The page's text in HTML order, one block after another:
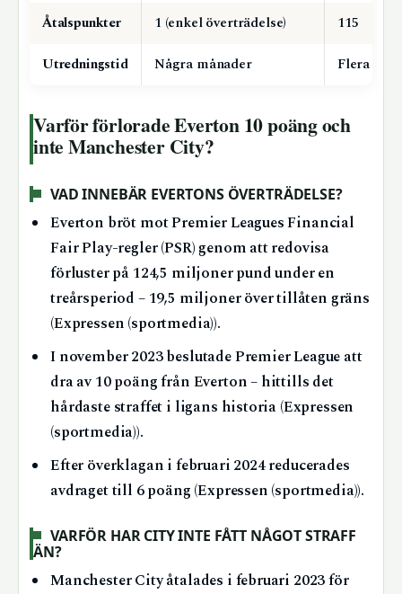
Åtalspunkter
1 (enkel överträdelse)
115
Utredningstid
Några månader Flera år
Varför förlorade Everton 10 poäng och
inte Manchester City?
VAD INNEBÄR EVERTONS ÖVERTRÄDELSE?
Everton bröt mot Premier Leagues Financial
Fair Play-regler (PSR) genom att redovisa
förluster på 124,5 miljoner pund under en
treårsperiod – 19,5 miljoner över tillåten gräns
(Expressen (sportmedia)).
I november 2023 beslutade Premier League att
dra av 10 poäng från Everton – hittills det
hårdaste straffet i ligans historia (Expressen
(sportmedia)).
Efter överklagan i februari 2024 reducerades
avdraget till 6 poäng (Expressen (sportmedia)).
VARFÖR HAR CITY INTE FÅTT NÅGOT STRAFF
ÄN?
Manchester City åtalades i februari 2023 för